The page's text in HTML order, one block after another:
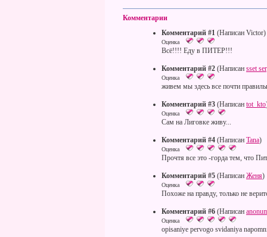
Комментарии
Комментарий #1 (Написан Victor)
Оценка
Всё!!!! Еду в ПИТЕР!!!
Комментарий #2 (Написан sset
Оценка
живем мы здесь все почти
Комментарий #3 (Написан tot_kto
Оценка
Сам на Лиговке живу...
Комментарий #4 (Написан Tana)
Оценка
Прочтя все это -горда тем, что
Комментарий #5 (Написан Женя)
Оценка
Похоже на правду, только не
Комментарий #6 (Написан
Оценка
opisaniye pervogo svidaniya